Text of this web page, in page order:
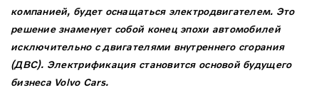
компанией, будет оснащаться электродвигателем. Это
решение знаменует собой конец эпохи автомобилей
исключительно с двигателями внутреннего сгорания
(ДВС). Электрификация становится основой будущего
бизнеса Volvo Cars.